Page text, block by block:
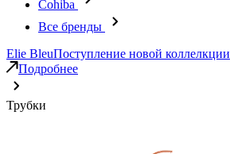
Cohiba
Все бренды
Elie BleuПоступление новой коллелкции
Подробнее
Трубки